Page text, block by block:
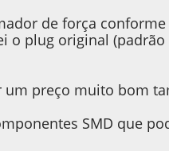
de força
o plug original (padrão
preço muito bom
SMD que